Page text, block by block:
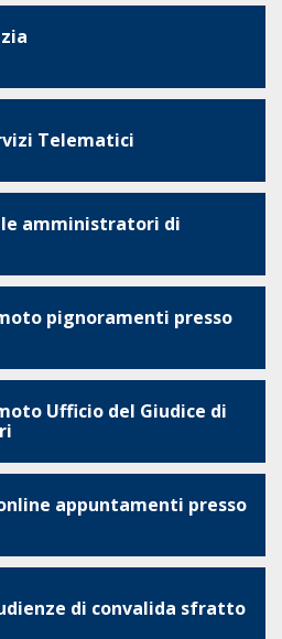
Telematici
amministratori di
pignoramenti presso
Ufficio del Giudice di
appuntamenti presso
di convalida sfratto